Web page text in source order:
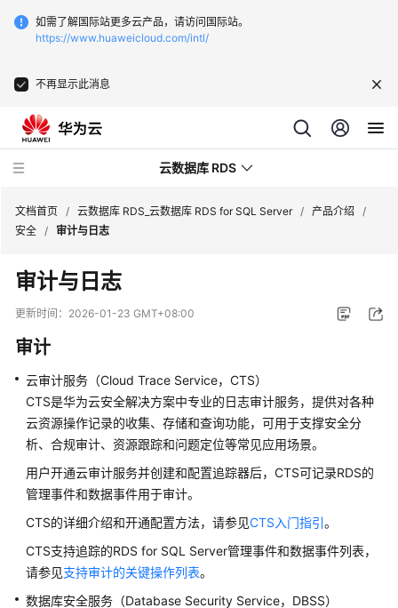
如需了解国际站更多云产品，请访问国际站。
https://www.huaweicloud.com/intl/
不再显示此消息
云数据库 RDS
最
动
态
务
公
告
品
介
绍
文档首页 / 云数据库 RDS_云数据库 RDS for SQL Server / 产品介绍
/
安全 / 审计与日志
审计与日志
更新时间： 2026-01-23 GMT+08:00
审计
云审计服务（Cloud Trace Service，CTS）
CTS是华为云安全解决方案中专业的日志审计服务，提供对各种
云资源操作记录的收集、存储和查询功能，可用于支撑安全分
析、合规审计、资源跟踪和问题定位等常见应用场景。
用户开通云审计服务并创建和配置追踪器后，CTS可记录RDS的
管理事件和数据事件用于审计。
CTS的详细介绍和开通配置方法，请参见CTS入门指引。
CTS支持追踪的RDS for SQL Server管理事件和数据事件列表，
请参见支持审计的关键操作列表。
数据库安全服务（Database Security Service，DBSS）